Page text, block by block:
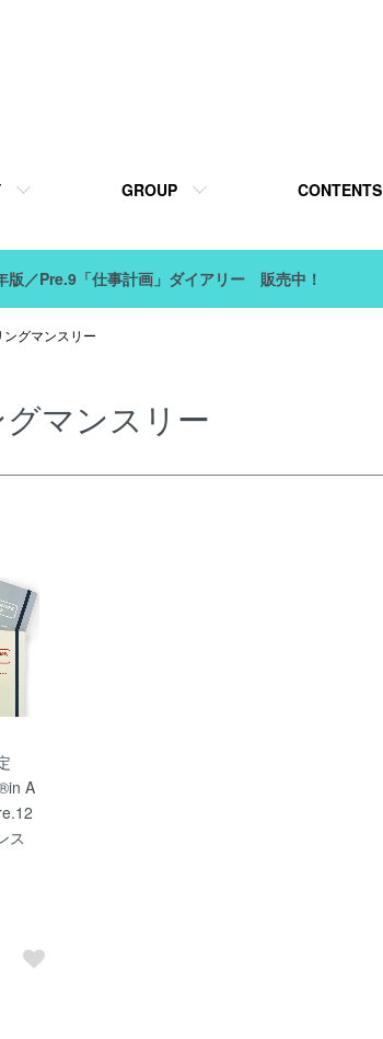
GROUP CONTENTS
版／Pre.9「仕事計画」ダイアリー 販売中！
ングマンスリー
マンスリー
A
ス